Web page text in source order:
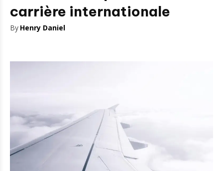
carrière internationale
By Henry Daniel